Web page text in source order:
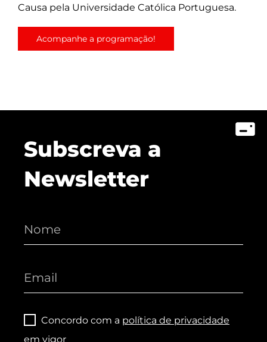
Causa pela Universidade Católica Portuguesa.
Acompanhe a programação!
Subscreva a
Newsletter
Concordo com a política de privacidade
em vigor